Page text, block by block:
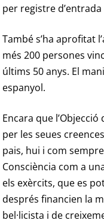
per registre d’entrada
També s’ha aprofitat
més 200 persones
últims 50 anys. El
espanyol.
Encara que
per les seues
pais, hui i com
Consciència com a
els exèrcits, que es
després financien la
bel·licista i de